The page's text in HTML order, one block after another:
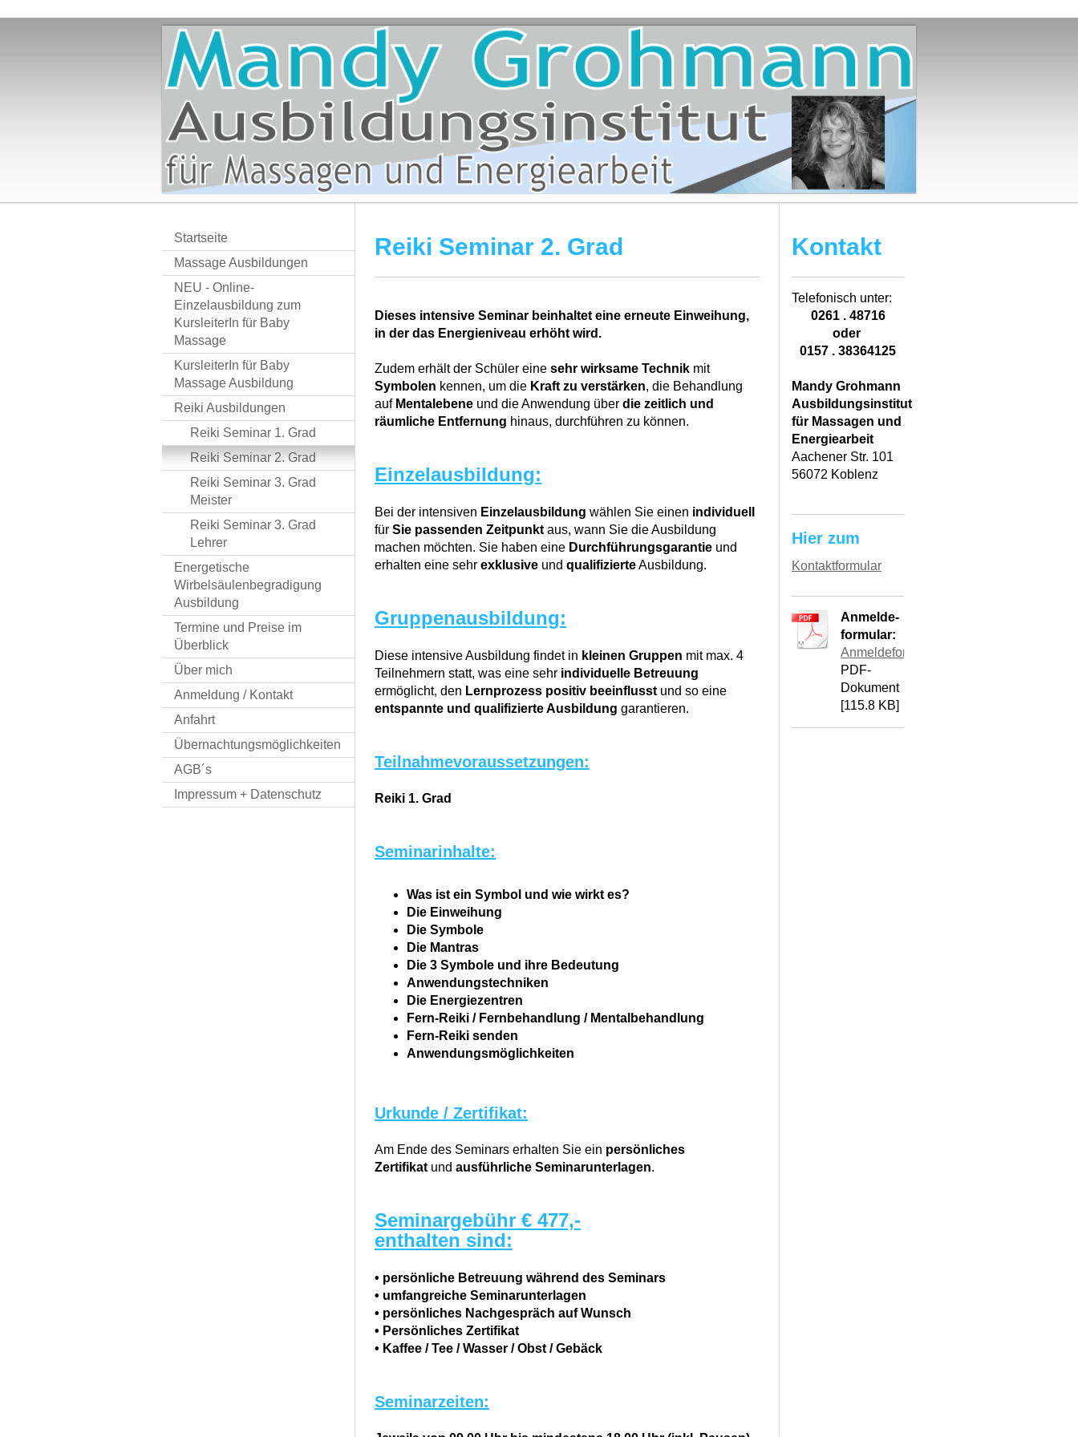
Startseite
Massage Ausbildungen
NEU - Online-
Einzelausbildung zum
KursleiterIn für Baby
Massage
KursleiterIn für Baby
Massage Ausbildung
Reiki Ausbildungen
Reiki Seminar 1. Grad
Reiki Seminar 2. Grad
Reiki Seminar 3. Grad
Meister
Reiki Seminar 3. Grad
Lehrer
Energetische
Wirbelsäulenbegradigung
Ausbildung
Termine und Preise im
Überblick
Über mich
Anmeldung / Kontakt
Anfahrt
Übernachtungsmöglichkeiten
AGB´s
Impressum + Datenschutz
Reiki Seminar 2. Grad
Dieses intensive Seminar beinhaltet eine erneute Einweihung,
in der das Energieniveau erhöht wird.
Zudem erhält der Schüler eine sehr wirksame Technik mit
Symbolen kennen, um die Kraft zu verstärken, die Behandlung
auf Mentalebene und die Anwendung über die zeitlich und
räumliche Entfernung hinaus, durchführen zu können.
Einzelausbildung:
Bei der intensiven Einzelausbildung wählen Sie einen individuell
für Sie passenden Zeitpunkt aus, wann Sie die Ausbildung
machen möchten. Sie haben eine Durchführungsgarantie und
erhalten eine sehr exklusive und qualifizierteAusbildung.
Gruppenausbildung:
Diese intensive Ausbildung findet in kleinen Gruppen mit max. 4
Teilnehmern statt, was eine sehr individuelle Betreuung
ermöglicht, den Lernprozess positiv beeinflusst und so eine
entspannte und qualifizierte Ausbildung garantieren.
Teilnahmevoraussetzungen:
Reiki 1. Grad
Seminarinhalte:
Was ist ein Symbol und wie wirkt es?
Die Einweihung
Die Symbole
Die Mantras
Die 3 Symbole und ihre Bedeutung
Anwendungstechniken
Die Energiezentren
Fern-Reiki / Fernbehandlung / Mentalbehandlung
Fern-Reiki senden
Anwendungsmöglichkeiten
Urkunde / Zertifikat:
Am Ende des Seminars erhalten Sie ein persönliches
Zertifikat und ausführliche Seminarunterlagen.
Seminargebühr € 477,-
enthalten sind:
• persönliche Betreuung während des Seminars
• umfangreiche Seminarunterlagen
• persönliches Nachgespräch auf Wunsch
• Persönliches Zertifikat
• Kaffee / Tee / Wasser / Obst / Gebäck
Seminarzeiten:
Kontakt
Telefonisch unter:
0261 . 48716
oder
0157 . 38364125
Mandy Grohmann
Ausbildungsinstitut
für Massagen und
Energiearbeit
Aachener Str. 101
56072 Koblenz
Hier zum
Kontaktformular
Anmelde-
formular:
Anmeldeformular.pdf
PDF-
Dokument
[115.8 KB]